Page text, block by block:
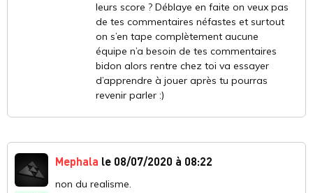
leurs score ? Déblaye en faite on veux pas
de tes commentaires néfastes et surtout
on s’en tape complètement aucune
équipe n’a besoin de tes commentaires
bidon alors rentre chez toi va essayer
d’apprendre à jouer après tu pourras
revenir parler :)
Mephala le 08/07/2020 à 08:22
non du realisme.